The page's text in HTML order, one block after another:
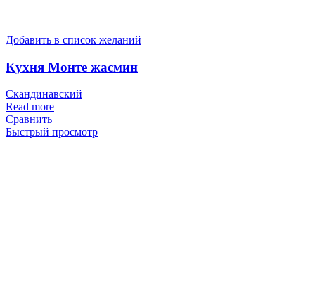
Добавить в список желаний
Кухня Монте жасмин
Скандинавский
Read more
Сравнить
Быстрый просмотр